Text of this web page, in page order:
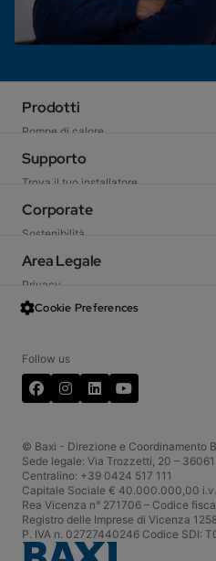
Prodotti
Pompe di calore
Sistemi Ibridi
Caldaie residenziali
Ventilazione meccanica
Climatizzatori
Sistemi solari
Scaldacqua e serbatoi
Supporto
Trova il tuo installatore
Scegli il Centro di Assistenza Tecnica
Preventivatore
Ekanban Portale fornitori
Baxi Shop
CRM Portale Agenzie
FAQ
Corporate
Sostenibilità
Azienda
Incentivi fiscali
Garanzia
InBaxi - Portale Aziendale
Servizio Clienti
Area Legale
Privacy
Data Act
Cookies
Codice etico
Cookie Preferences
Follow us
Facebook
LinkedIn
YouTube
© Baxi - Direzione e Coordinamento
Sede legale: Via Trozzetti, 20 –
Centralino: +39 0424 517 111
Capitale Sociale € 40.000.000,00 i.v.
Rea Vicenza n° 271706 – Codice
Registro delle Imprese di Vicenza
P. IVA n. 02727440246 Codice SDI: